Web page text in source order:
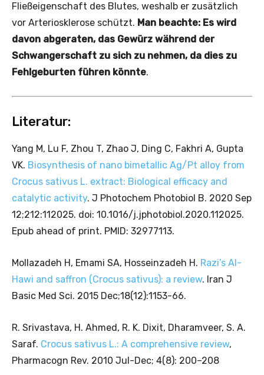
Fließeigenschaft des Blutes, weshalb er zusätzlich
vor Arteriosklerose schützt. Man beachte: Es wird
davon abgeraten, das Gewürz während der
Schwangerschaft zu sich zu nehmen, da dies zu
Fehlgeburten führen könnte.
Literatur:
Yang M, Lu F, Zhou T, Zhao J, Ding C, Fakhri A, Gupta
VK. Biosynthesis of nano bimetallic Ag/Pt alloy from
Crocus sativus L. extract: Biological efficacy and
catalytic activity. J Photochem Photobiol B. 2020 Sep
12;212:112025. doi: 10.1016/j.jphotobiol.2020.112025.
Epub ahead of print. PMID: 32977113.
Mollazadeh H, Emami SA, Hosseinzadeh H. Razi’s Al-
Hawi and saffron (Crocus sativus): a review. Iran J
Basic Med Sci. 2015 Dec;18(12):1153-66.
R. Srivastava, H. Ahmed, R. K. Dixit, Dharamveer, S. A.
Saraf. Crocus sativus L.: A comprehensive review,
Pharmacogn Rev. 2010 Jul-Dec; 4(8): 200–208